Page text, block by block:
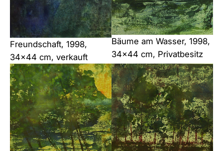
Freundschaft, 1998,
34×44 cm, verkauft
Bäume am Wasser, 1998,
34×44 cm, Privatbesitz